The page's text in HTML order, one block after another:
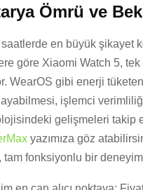
Ömrü ve
saatlerde en büyük
göre Xiaomi Watch 5,
WearOS gibi enerji
işlemci verimliliği
gelişmeleri takip
yazımıza göz
tam fonksiyonlu bir